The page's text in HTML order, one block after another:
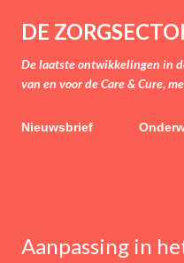
Doorgaan
DE
De laatste ontwikkelingen in
van en voor de Care & Cure,
Nieuwsbrief
Aanpassing in